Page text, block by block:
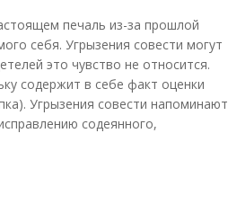
печаль из-за прошлой
себя. Угрызения совести могут
это чувство не относится.
содержит в себе факт оценки
Угрызения совести напоминают
содеянного,